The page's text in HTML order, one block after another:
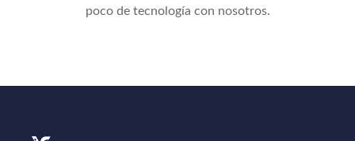
poco de tecnología con nosotros.